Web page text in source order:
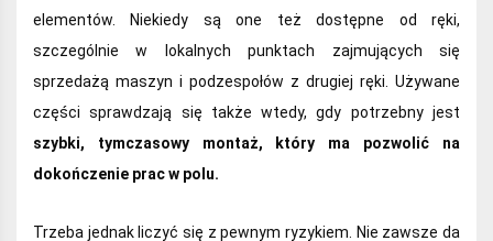
elementów. Niekiedy są one też dostępne od ręki,
szczególnie w lokalnych punktach zajmujących się
sprzedażą maszyn i podzespołów z drugiej ręki. Używane
części sprawdzają się także wtedy, gdy potrzebny jest
szybki, tymczasowy montaż, który ma pozwolić na
dokończenie prac w polu.
Trzeba jednak liczyć się z pewnym ryzykiem. Nie zawsze da